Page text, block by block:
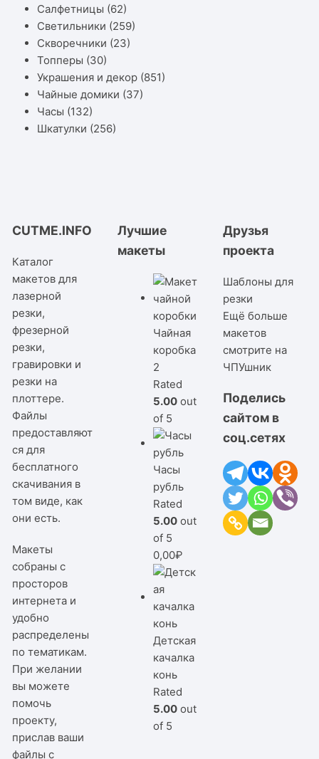
Салфетницы (62)
Светильники (259)
Скворечники (23)
Топперы (30)
Украшения и декор (851)
Чайные домики (37)
Часы (132)
Шкатулки (256)
CUTME.INFO
Каталог
макетов для
лазерной
резки,
фрезерной
резки,
гравировки и
резки на
плоттере.
Файлы
предоставляют
ся для
бесплатного
скачивания в
том виде, как
они есть.
Макеты
собраны с
просторов
интернета и
удобно
распределены
по тематикам.
При желании
вы можете
помочь
проекту,
прислав ваши
файлы с
Лучшие
макеты
Чайная
коробка
2
Rated
5.00 out
of 5
Часы
рубль
Rated
5.00 out
of 5
0,00₽
Детская
качалка
конь
Rated
5.00 out
of 5
Друзья
проекта
Шаблоны для
резки
Ещё больше
макетов
смотрите на
ЧПУшник
Поделись
сайтом в
соц.сетях